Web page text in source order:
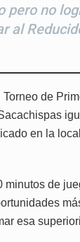
pero no
al
de
en la
minutos de
esa